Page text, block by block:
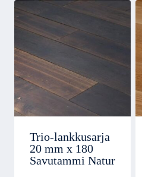
Trio-lankkusarja
20 mm x 180
Savutammi Natur